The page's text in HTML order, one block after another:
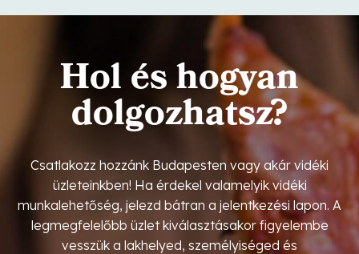
Hol és hogyan
dolgozhatsz?
Csatlakozz hozzánk Budapesten vagy akár vidéki
üzleteinkben! Ha érdekel valamelyik vidéki
munkalehetőség, jelezd bátran a jelentkezési lapon. A
legmegfelelőbb üzlet kiválasztásakor figyelembe
vesszük a lakhelyed, személyiséged és